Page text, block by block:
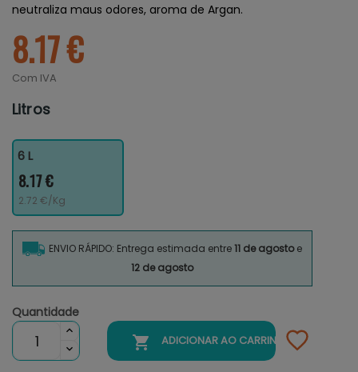
neutraliza maus odores, aroma de Argan.
8.17 €
Com IVA
Litros
6 L
8.17 €
2.72 €/Kg
ENVIO RÁPIDO: Entrega estimada entre11 de agostoe
12 de agosto
Quantidade
 ADICIONAR AO CARRINHO